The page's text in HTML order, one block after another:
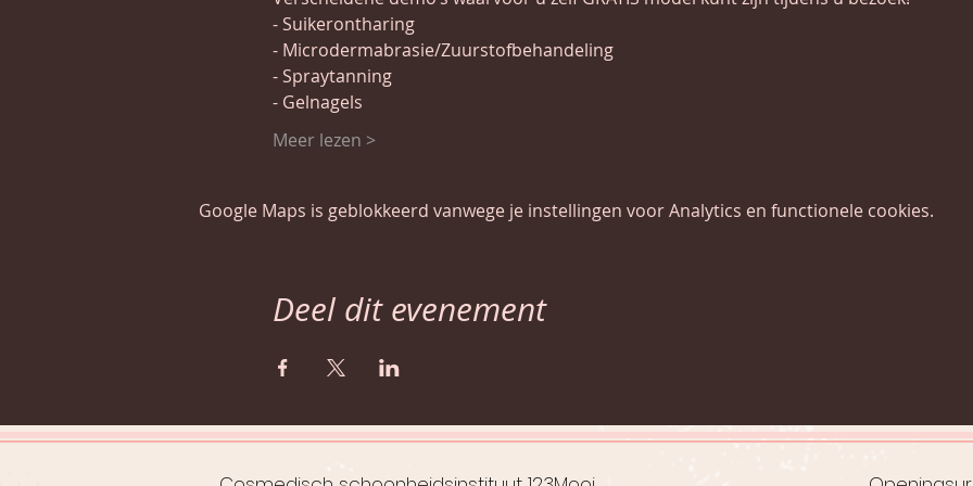
- Suikerontharing
- Microdermabrasie/Zuurstofbehandeling
- Spraytanning
Meer lezen >
Google Maps is geblokkeerd vanwege je instellingen voor Analytics en functionele cookies.
Deel dit evenement